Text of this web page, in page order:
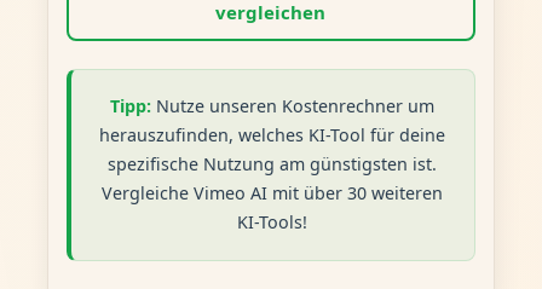
vergleichen
Tipp: Nutze unseren Kostenrechner um
herauszufinden, welches KI-Tool für deine
spezifische Nutzung am günstigsten ist.
Vergleiche Vimeo AI mit über 30 weiteren
KI-Tools!